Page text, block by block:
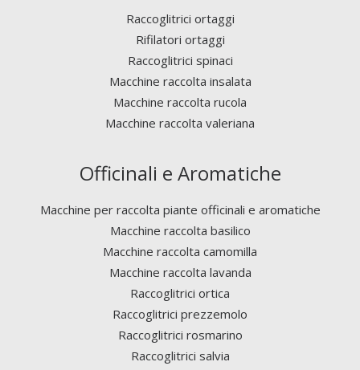
Raccoglitrici ortaggi
Rifilatori ortaggi
Raccoglitrici spinaci
Macchine raccolta insalata
Macchine raccolta rucola
Macchine raccolta valeriana
Officinali e Aromatiche
Macchine per raccolta piante officinali e aromatiche
Macchine raccolta basilico
Macchine raccolta camomilla
Macchine raccolta lavanda
Raccoglitrici ortica
Raccoglitrici prezzemolo
Raccoglitrici rosmarino
Raccoglitrici salvia